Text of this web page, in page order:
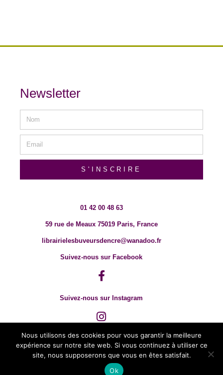
Newsletter
S'INSCRIRE
01 42 00 48 63
59 rue de Meaux 75019 Paris, France
librairielesbuveursdencre@wanadoo.fr
Suivez-nous sur Facebook
Suivez-nous sur Instagram
© 2018 TOUT DROIT RÉSERVÉ
Nous utilisons des cookies pour vous garantir la meilleure
expérience sur notre site web. Si vous continuez à utiliser ce
site, nous supposerons que vous en êtes satisfait.
Ok